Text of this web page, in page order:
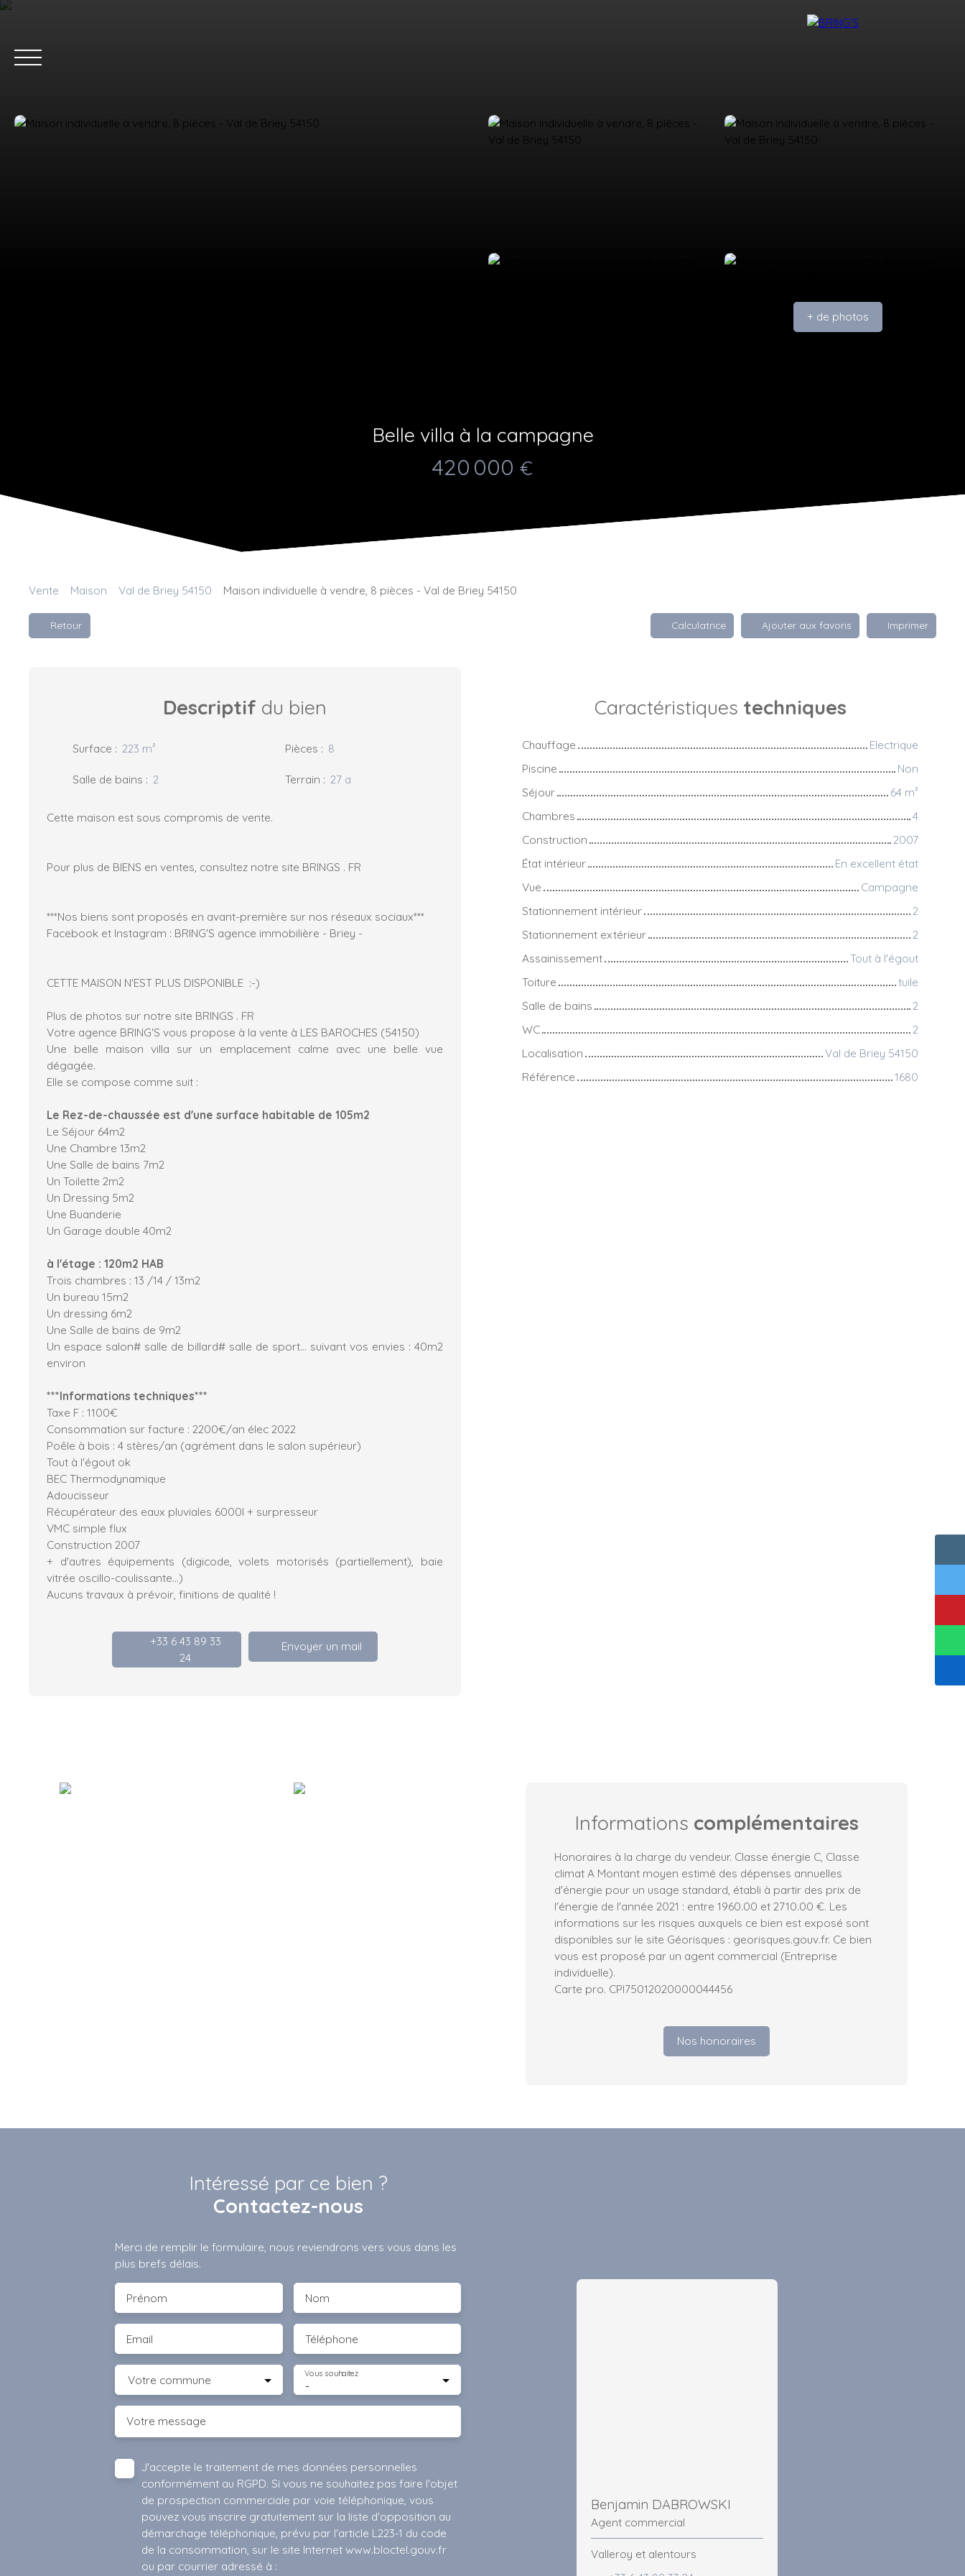
+ de photos
Belle villa à la campagne
420 000 €
Vente Maison Val de Briey 54150 Maison individuelle à vendre, 8 pièces - Val de Briey 54150
Retour Calculatrice Ajouter aux favoris Imprimer
Descriptif du bien
Surface : 223 m² Pièces : 8
Salle de bains : 2 Terrain : 27 a
Cette maison est sous compromis de vente.
Pour plus de BIENS en ventes, consultez notre site BRINGS . FR
***Nos biens sont proposés en avant-première sur nos réseaux sociaux***
Facebook et Instagram : BRING'S agence immobilière - Briey -
CETTE MAISON N'EST PLUS DISPONIBLE :-)
Plus de photos sur notre site BRINGS . FR
Votre agence BRING'S vous propose à la vente à LES BAROCHES (54150)
Une belle maison villa sur un emplacement calme avec une belle vue
dégagée.
Elle se compose comme suit :
Le Rez-de-chaussée est d'une surface habitable de 105m2
Le Séjour 64m2
Une Chambre 13m2
Une Salle de bains 7m2
Un Toilette 2m2
Un Dressing 5m2
Une Buanderie
Un Garage double 40m2
à l'étage : 120m2 HAB
Trois chambres : 13 /14 / 13m2
Un bureau 15m2
Un dressing 6m2
Une Salle de bains de 9m2
Un espace salon# salle de billard# salle de sport... suivant vos envies : 40m2
environ
***Informations techniques***
Taxe F : 1100€
Consommation sur facture : 2200€/an élec 2022
Poêle à bois : 4 stères/an (agrément dans le salon supérieur)
Tout à l'égout ok
BEC Thermodynamique
Adoucisseur
Récupérateur des eaux pluviales 6000l + surpresseur
VMC simple flux
Construction 2007
+ d'autres équipements (digicode, volets motorisés (partiellement), baie
vitrée oscillo-coulissante...)
Aucuns travaux à prévoir, finitions de qualité !
+33 6 43 89 33
24
Envoyer un mail
Caractéristiques techniques
Chauffage
Electrique
Piscine
Non
Séjour
64 m²
Chambres
4
Construction
2007
État intérieur
En excellent état
Vue
Campagne
Stationnement intérieur
2
Stationnement extérieur
2
Assainissement
Tout à l'égout
Toiture
tuile
Salle de bains
2
WC
2
Localisation
Val de Briey 54150
Référence
1680
Informations complémentaires
Honoraires à la charge du vendeur. Classe énergie C, Classe
climat A Montant moyen estimé des dépenses annuelles
d'énergie pour un usage standard, établi à partir des prix de
l'énergie de l'année 2021 : entre 1960.00 et 2710.00 €. Les
informations sur les risques auxquels ce bien est exposé sont
disponibles sur le site Géorisques : georisques.gouv.fr. Ce bien
vous est proposé par un agent commercial (Entreprise
individuelle).
Carte pro. CPI75012020000044456
Nos honoraires
Intéressé par ce bien ?
Contactez-nous
Merci de remplir le formulaire, nous reviendrons vers vous dans les
plus brefs délais.
Prénom Nom
Email Téléphone
Votre commune -
Vous souhaitez
Votre message
J'accepte le traitement de mes données personnelles
conformément au RGPD. Si vous ne souhaitez pas faire l'objet
de prospection commerciale par voie téléphonique, vous
pouvez vous inscrire gratuitement sur la liste d'opposition au
démarchage téléphonique, prévu par l'article L223-1 du code
de la consommation, sur le site Internet www.bloctel.gouv.fr
ou par courrier adressé à :
Benjamin DABROWSKI
Agent commercial
Valleroy et alentours